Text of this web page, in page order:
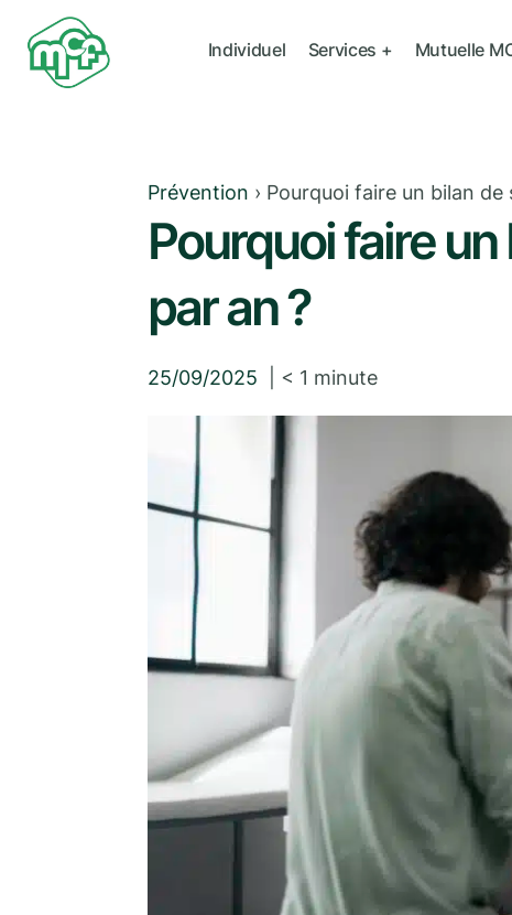
Individuel Services + Mutuelle
Prévention › Pourquoi faire un bilan
Pourquoi faire
par an ?
25/09/2025 < 1 minute